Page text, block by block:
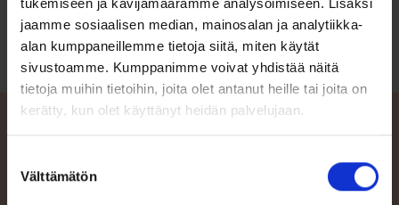
jaamme sosiaalisen median, mainosalan ja analytiikka-
alan kumppaneillemme tietoja siitä, miten käytät
sivustoamme. Kumppanimme voivat yhdistää näitä
tietoja muihin tietoihin, joita olet antanut heille tai joita on
kerätty, kun olet käyttänyt heidän palvelujaan.
valinta
Välttämätön
Lue lisää
Ota yhteyttä